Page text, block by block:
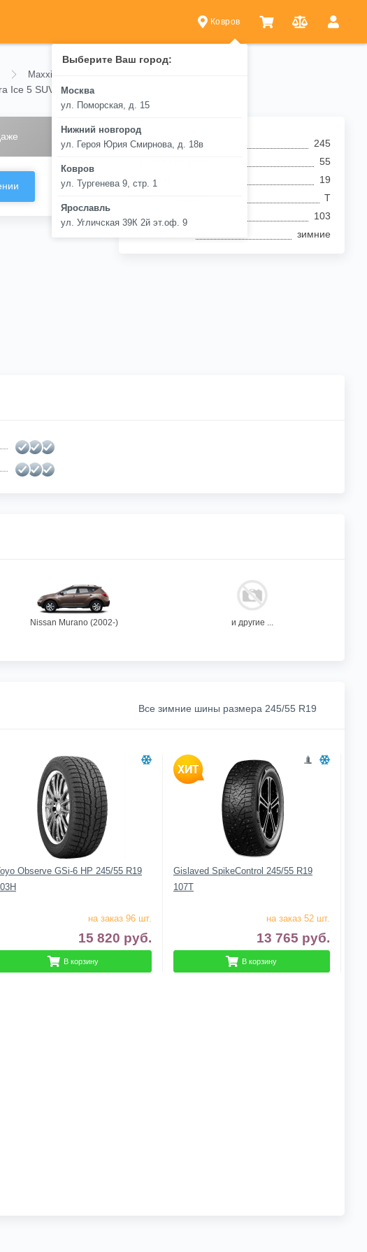
Ковров
Выберите Ваш город:
Москва
ул. Поморская, д. 15
Нижний новгород
ул. Героя Юрия Смирнова, д. 18в
Ковров
ул. Тургенева 9, стр. 1
Ярославль
ул. Угличская 39К 2й эт.оф. 9
Maxxis
Ice 5 SUV 245/55 R19 103T
Ширина профиля
245
55
Диаметр
19
T
103
зимние
Nissan Murano (2002-) и другие ...
Все зимние шины размера 245/55 R19
Observe GSi-6 HP 245/55 R19
на заказ 96 шт.
15 820 руб.
В корзину
Gislaved SpikeControl 245/55 R19
107T
на заказ 52 шт.
13 765 руб.
В корзину